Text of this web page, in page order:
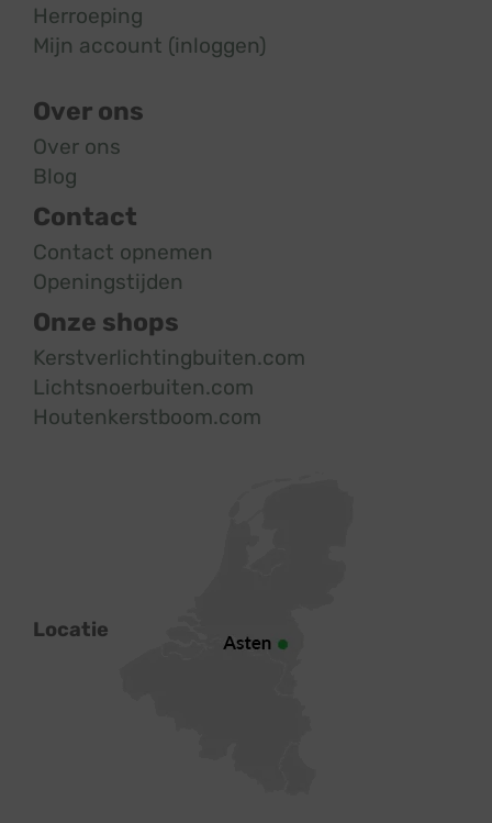
Herroeping
Mijn account (inloggen)
Over ons
Over ons
Blog
Contact
Contact opnemen
Openingstijden
Onze shops
Kerstverlichtingbuiten.com
Lichtsnoerbuiten.com
Houtenkerstboom.com
Locatie